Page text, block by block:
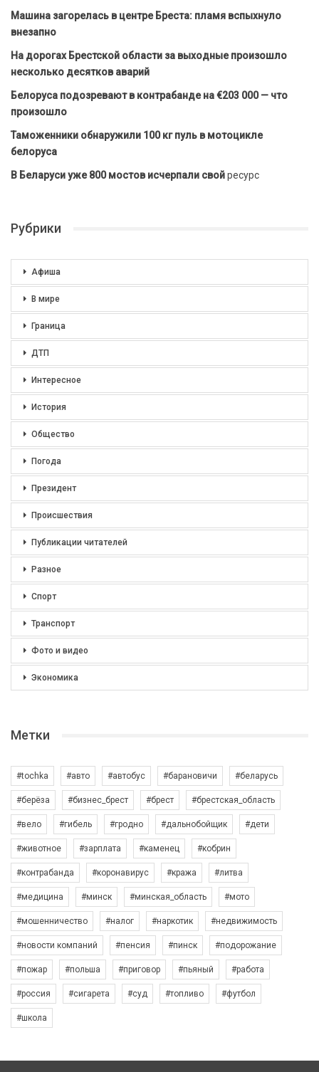
Машина загорелась в центре Бреста: пламя вспыхнуло
внезапно
На дорогах Брестской области за выходные произошло
несколько десятков аварий
Белоруса подозревают в контрабанде на €203 000 — что
произошло
Таможенники обнаружили 100 кг пуль в мотоцикле
белоруса
В Беларуси уже 800 мостов исчерпали свойресурс
Рубрики
Афиша
В мире
Граница
ДТП
Интересное
История
Общество
Погода
Президент
Происшествия
Публикации читателей
Разное
Спорт
Транспорт
Фото и видео
Экономика
Метки
#tochka #авто #автобус #барановичи #беларусь
#берёза #бизнес_брест #брест #брестская_область
#вело #гибель #гродно #дальнобойщик #дети
#животное #зарплата #каменец #кобрин
#контрабанда #коронавирус #кража #литва
#медицина #минск #минская_область #мото
#мошенничество #налог #наркотик #недвижимость
#новости компаний #пенсия #пинск #подорожание
#пожар #польша #приговор #пьяный #работа
#россия #сигарета #суд #топливо #футбол
#школа